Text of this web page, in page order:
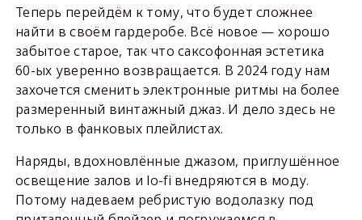
Теперь перейдём к тому, что будет сложнее
найти в своём гардеробе. Всё новое — хорошо
забытое старое, так что саксофонная эстетика
60-ых уверенно возвращается. В 2024 году нам
захочется сменить электронные ритмы на более
размеренный винтажный джаз. И дело здесь не
только в фанковых плейлистах.
Наряды, вдохновлённые джазом, приглушённое
освещение залов и lo-fi внедряются в моду.
Потому надеваем ребристую водолазку под